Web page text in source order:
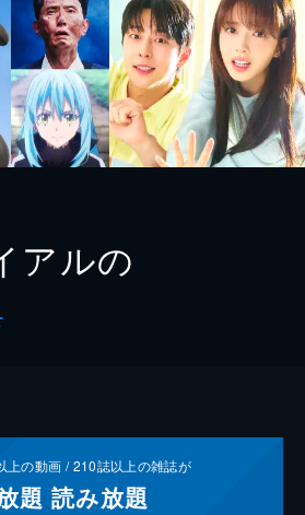
アルの
上の動画 /210誌以上の雑誌が
題 読み放題